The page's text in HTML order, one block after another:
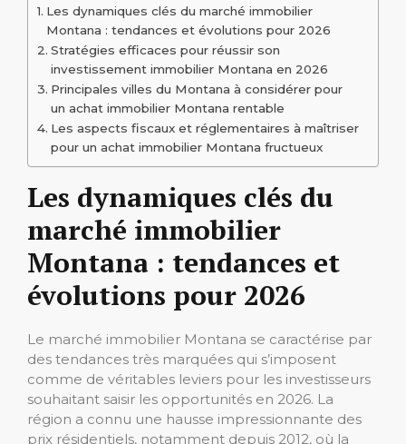
Les dynamiques clés du marché immobilier
Montana : tendances et évolutions pour 2026
Stratégies efficaces pour réussir son
investissement immobilier Montana en 2026
Principales villes du Montana à considérer pour
un achat immobilier Montana rentable
Les aspects fiscaux et réglementaires à maîtriser
pour un achat immobilier Montana fructueux
Les dynamiques clés du
marché immobilier
Montana : tendances et
évolutions pour 2026
Le marché immobilier Montana se caractérise par
des tendances très marquées qui s’imposent
comme de véritables leviers pour les investisseurs
souhaitant saisir les opportunités en 2026. La
région a connu une hausse impressionnante des
prix résidentiels, notamment depuis 2012, où la